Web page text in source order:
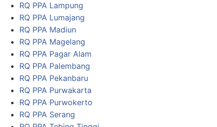
RQ PPA Lampung
RQ PPA Lumajang
RQ PPA Madiun
RQ PPA Magelang
RQ PPA Pagar Alam
RQ PPA Palembang
RQ PPA Pekanbaru
RQ PPA Purwakarta
RQ PPA Purwokerto
RQ PPA Serang